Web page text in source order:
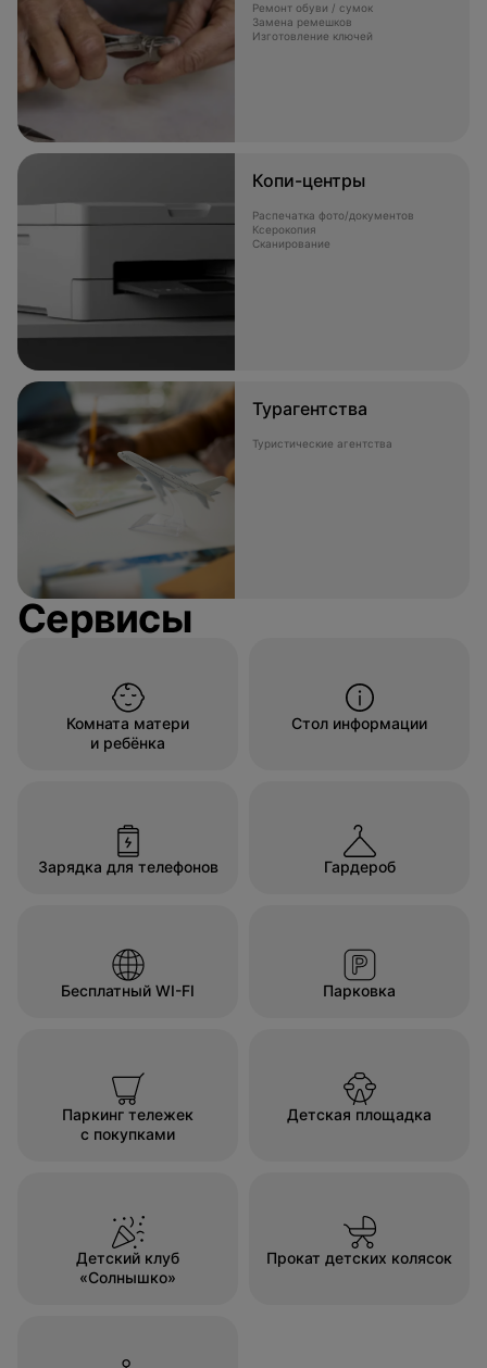
Ремонт обуви / сумок
Замена ремешков
Изготовление ключей
Копи-центры
Распечатка фото/документов
Ксерокопия
Сканирование
Турагентства
Туристические агентства
Сервисы
Комната матери
и ребёнка
Стол информации
Зарядка для телефонов Гардероб
Бесплатный WI-FI Парковка
Паркинг тележек
с покупками
Детская площадка
Детский клуб
«Солнышко»
Прокат детских колясок